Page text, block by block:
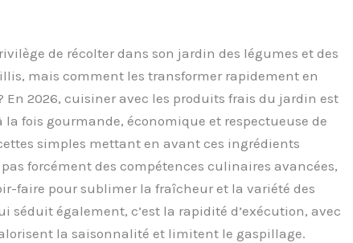
de récolter dans son jardin des légumes et des
mais comment les transformer rapidement en
En 2026, cuisiner avec les produits frais du jardin est
fois gourmande, économique et respectueuse de
simples mettant en avant ces ingrédients
forcément des compétences culinaires avancées,
faire pour sublimer la fraîcheur et la variété des
séduit également, c’est la rapidité d’exécution, avec
la saisonnalité et limitent le gaspillage.